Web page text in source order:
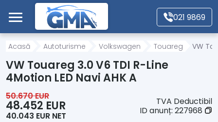
Mergi direct la conținutul principal
021 9869
Acasă
Autoturisme
Motociclete
Acasă Autoturisme Volkswagen Touareg VW
VW Touareg 3.0 V6 TDI R-Line
4Motion LED Navi AHK A
50.670 EUR
48.452 EUR
40.043 EUR NET
TVA Deductibil
ID anunț: 227968